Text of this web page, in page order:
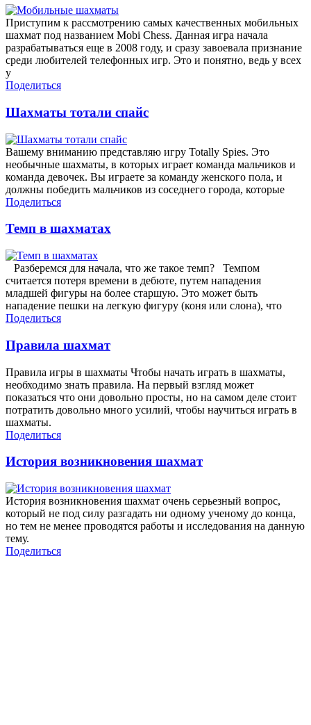
Приступим к рассмотрению самых качественных мобильных
шахмат под названием Mobi Chess. Данная игра начала
разрабатываться еще в 2008 году, и сразу завоевала признание
среди любителей телефонных игр. Это и понятно, ведь у всех
у
Поделиться
Шахматы тотали спайс
Вашему вниманию представляю игру Totally Spies. Это
необычные шахматы, в которых играет команда мальчиков и
команда девочек. Вы играете за команду женского пола, и
должны победить мальчиков из соседнего города, которые
Поделиться
Темп в шахматах
Разберемся для начала, что же такое темп? Темпом
считается потеря времени в дебюте, путем нападения
младшей фигуры на более старшую. Это может быть
нападение пешки на легкую фигуру (коня или слона), что
Поделиться
Правила шахмат
Правила игры в шахматы Чтобы начать играть в шахматы,
необходимо знать правила. На первый взгляд может
показаться что они довольно просты, но на самом деле стоит
потратить довольно много усилий, чтобы научиться играть в
шахматы.
Поделиться
История возникновения шахмат
История возникновения шахмат очень серьезный вопрос,
который не под силу разгадать ни одному ученому до конца,
но тем не менее проводятся работы и исследования на данную
тему.
Поделиться